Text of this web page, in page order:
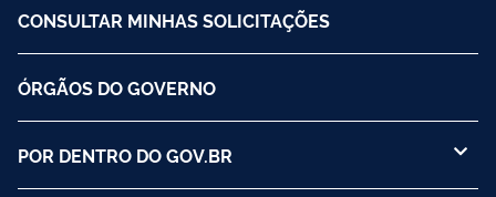
CONSULTAR MINHAS SOLICITAÇÕES
ÓRGÃOS DO GOVERNO
POR DENTRO DO GOV.BR